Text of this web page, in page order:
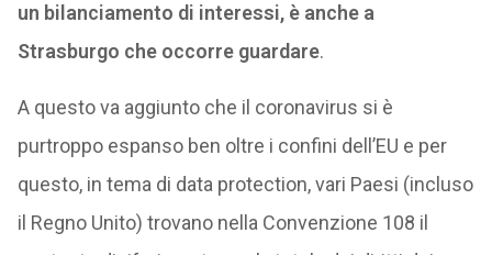
un bilanciamento di interessi, è anche a
Strasburgo che occorre guardare.
A questo va aggiunto che il coronavirus si è
purtroppo espanso ben oltre i confini dell’EU e per
questo, in tema di data protection, vari Paesi (incluso
il Regno Unito) trovano nella Convenzione 108 il